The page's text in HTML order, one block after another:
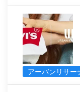
アーバンリサー